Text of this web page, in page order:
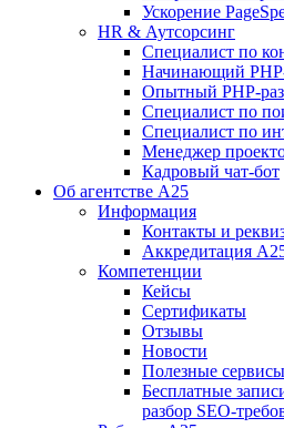
Ускорение
HR & Аутсорсинг
Специалист по
Начинающий
Опытный PHP-
Специалист по
Специалист по
Менеджер
Кадровый чат-бот
Об агентстве А25
Информация
Контакты и
Аккредитация
Компетенции
Кейсы
Сертификаты
Отзывы
Новости
Полезные сервисы
Бесплатные
разбор SEO-